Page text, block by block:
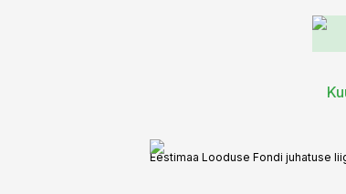
Eestimaa Looduse Fondi juhatuse